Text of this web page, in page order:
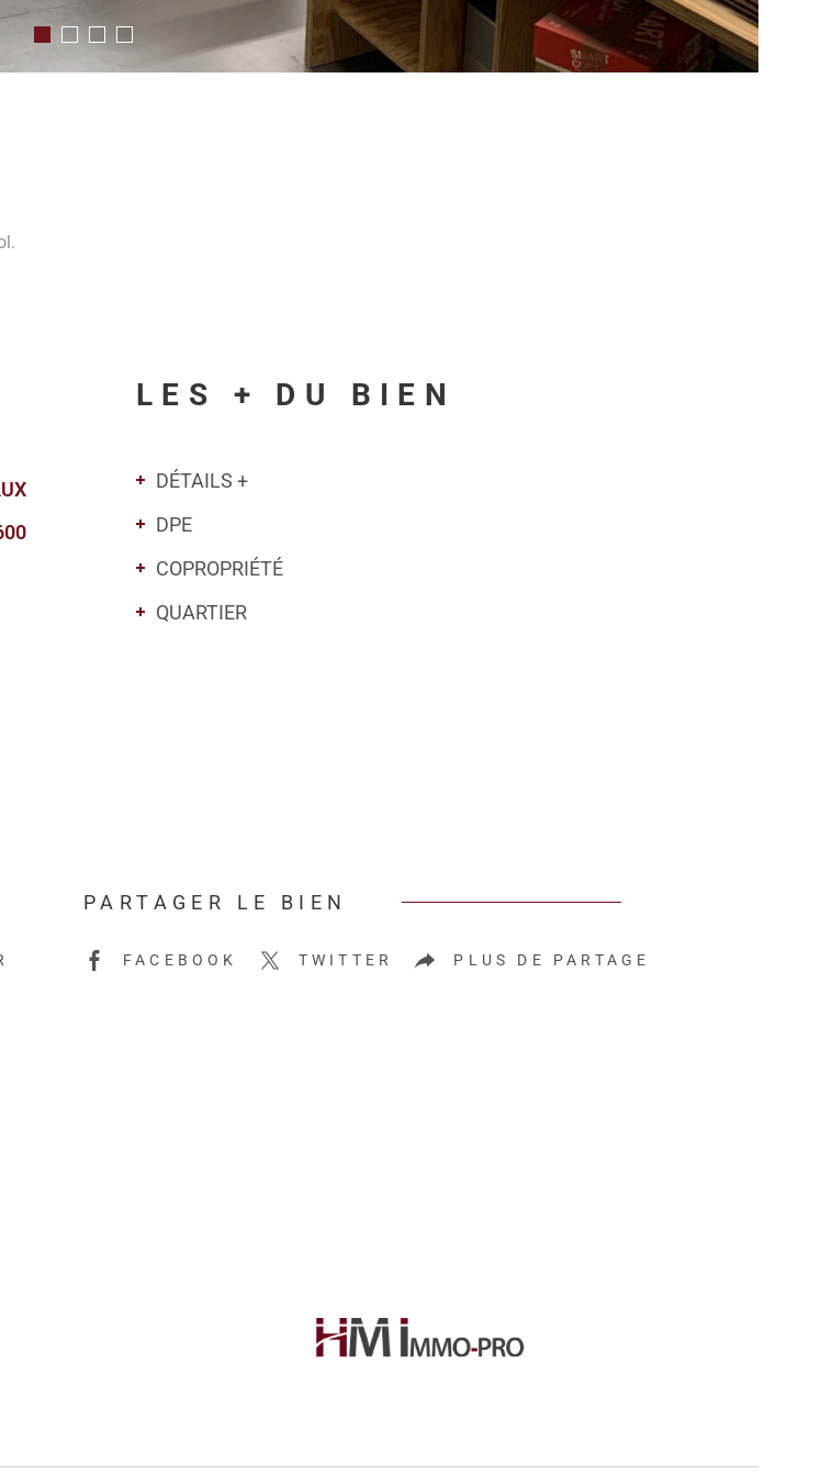
LES + DU BIEN
DÉTAILS +
DPE
COPROPRIÉTÉ
QUARTIER
PARTAGER LE BIEN
FACEBOOK TWITTER PLUS DE PARTAGE